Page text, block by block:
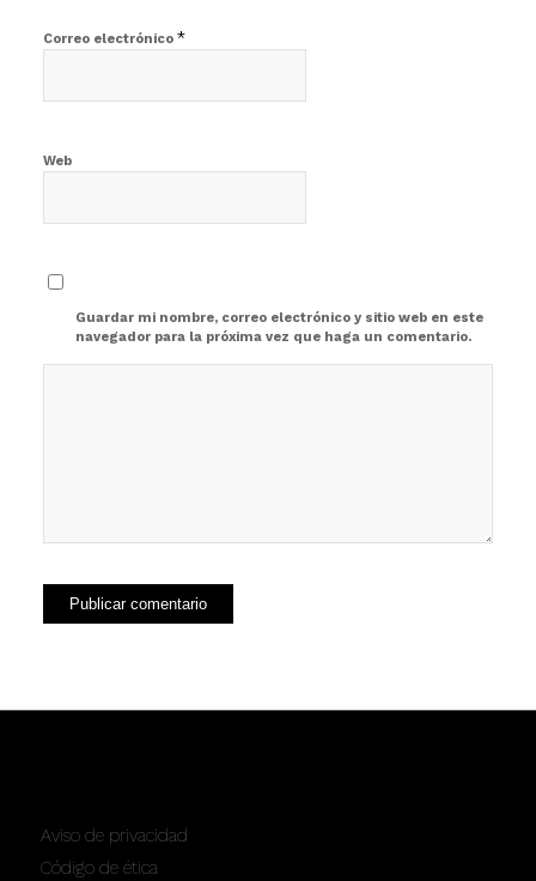
Correo electrónico *
Web
Guardar mi nombre, correo electrónico y sitio web en este
navegador para la próxima vez que haga un comentario.
Aviso de privacidad
Código de ética